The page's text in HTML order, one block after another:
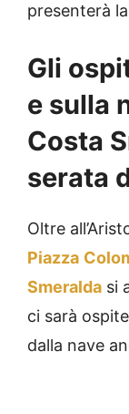
presenterà
Gli
e sulla
Costa
serata
Oltre
Piazza
Smeralda si
ci sarà ospite
dalla nave